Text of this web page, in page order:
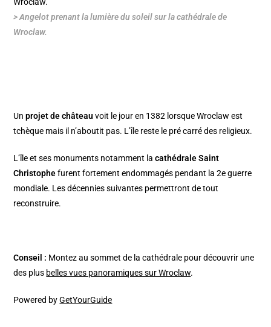
> Angelot prenant la lumière du soleil sur la cathédrale de
Wroclaw.
Unprojet de château voit le jour en 1382 lorsque Wroclaw est
tchèque mais il n’aboutit pas. L’île reste le pré carré des religieux.
L’île et ses monuments notamment lacathédrale Saint
Christophefurent fortement endommagés pendant la 2e guerre
mondiale. Les décennies suivantes permettront de tout
reconstruire.
Conseil : Montez au sommet de la cathédrale pour découvrir une
des plus belles vues panoramiques sur Wroclaw.
Powered byGetYourGuide